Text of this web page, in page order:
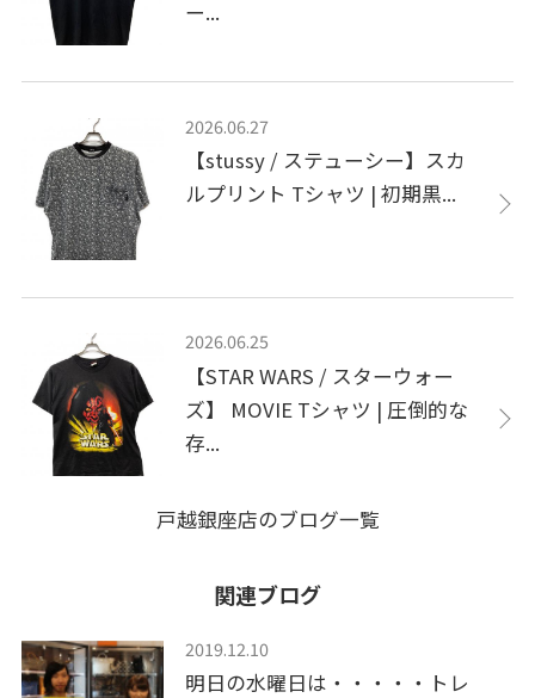
ー...
2026.06.27
【stussy / ステューシー】スカ
ルプリント Tシャツ | 初期黒...
2026.06.25
【STAR WARS / スターウォー
ズ】 MOVIE Tシャツ | 圧倒的な
存...
戸越銀座店のブログ一覧
関連ブログ
2019.12.10
明日の水曜日は・・・・・トレ